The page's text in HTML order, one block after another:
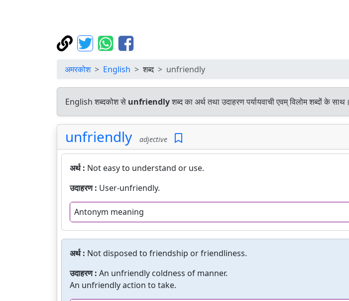
अमरकोश English शब्द unfriendly
English शब्दकोश से unfriendlyशब्द का अर्थ तथा उदाहरण पर्यायवाची एवम् विलोम शब्दों के साथ।
unfriendly adjective
अर्थ : Not easy to understand or use.
उदाहरण : User-unfriendly.
Antonym meaning
अर्थ : Not disposed to friendship or friendliness.
उदाहरण : An unfriendly coldness of manner.
An unfriendly action to take.